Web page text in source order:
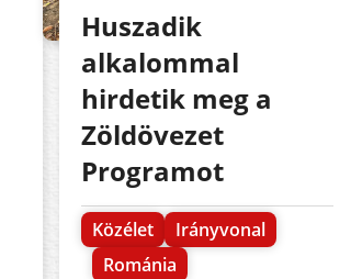
Huszadik
alkalommal
hirdetik meg a
Zöldövezet
Programot
Közélet
Irányvonal
Románia